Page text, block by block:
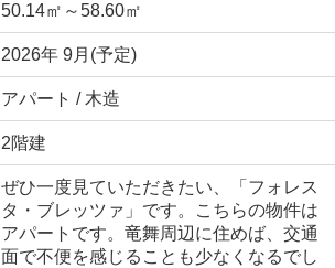
50.14㎡～58.60㎡
2026年 9月(予定)
アパート / 木造
2階建
ぜひ一度見ていただきたい、「フォレス
タ・ブレッツァ」です。こちらの物件は
アパートです。竜舞周辺に住めば、交通
面で不便を感じることも少なくなるでし